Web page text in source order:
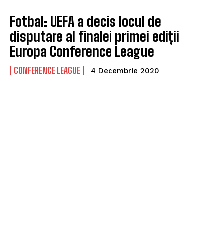
Fotbal: UEFA a decis locul de
disputare al finalei primei ediții
Europa Conference League
CONFERENCE LEAGUE 4 Decembrie 2020